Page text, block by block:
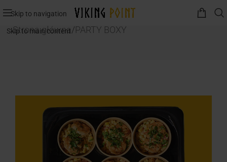
Skip to navigation
Skip to main content
Strona główna/PARTY BOXY